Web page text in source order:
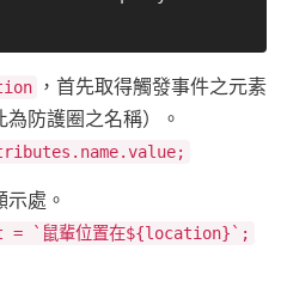
，首先取得觸發事件之元素
防護圈之名稱）。
處。
= `鼠輩位置在${location}`;